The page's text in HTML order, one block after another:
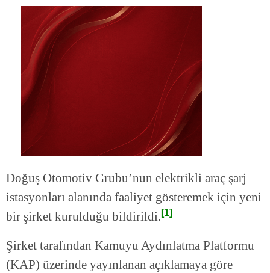
Doğuş Otomotiv Grubu’nun elektrikli araç şarj
istasyonları alanında faaliyet gösteremek için yeni
bir şirket kurulduğu bildirildi. [1]
Şirket tarafından Kamuyu Aydınlatma Platformu
(KAP) üzerinde yayınlanan açıklamaya göre